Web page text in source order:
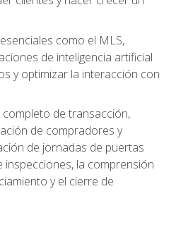
como el MLS,
de inteligencia artificial
y optimizar la interacción con
de transacción,
de compradores y
de jornadas de puertas
inspecciones, la comprensión
y el cierre de